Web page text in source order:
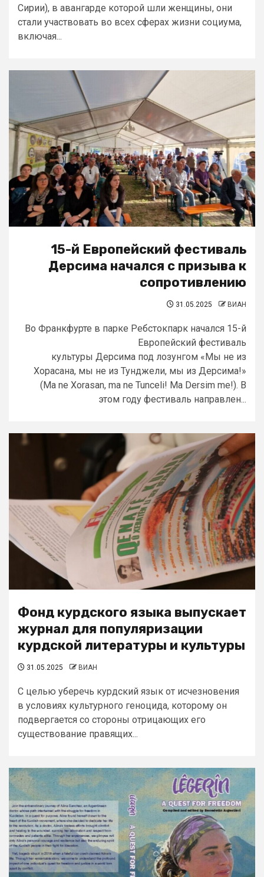
Сирии), в авангарде которой шли женщины, они
стали участвовать во всех сферах жизни социума,
включая...
15-й Европейский фестиваль
Дерсима начался с призыва к
сопротивлению
31.05.2025 ВИАН
Во Франкфурте в парке Ребстокпарк начался 15-й
Европейский фестиваль
культуры Дерсима под лозунгом «Мы не из
Хорасана, мы не из Тунджели, мы из Дерсима!»
(Ma ne Xorasan, ma ne Tunceli! Ma Dersim me!). В
этом году фестиваль направлен...
Фонд курдского языка выпускает
журнал для популяризации
курдской литературы и культуры
31.05.2025 ВИАН
С целью уберечь курдский язык от исчезновения
в условиях культурного геноцида, которому он
подвергается со стороны отрицающих его
существование правящих...